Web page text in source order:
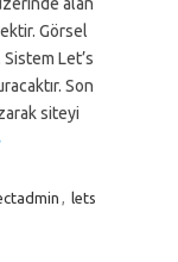
Görsel
Let’s
Son
siteyi
, lets